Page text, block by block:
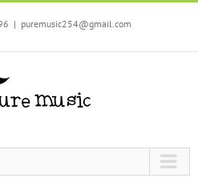
| puremusic254@gmail.com